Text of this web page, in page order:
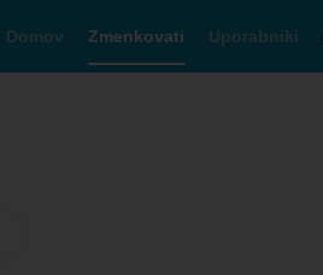
Domov Zmenkovati Uporabniki